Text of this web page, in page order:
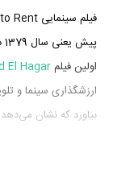
فیلم سینمایی Room to Rent به‌کارگردانی
اولین فیلمEl Hagar
ارزشگذاری سینما و